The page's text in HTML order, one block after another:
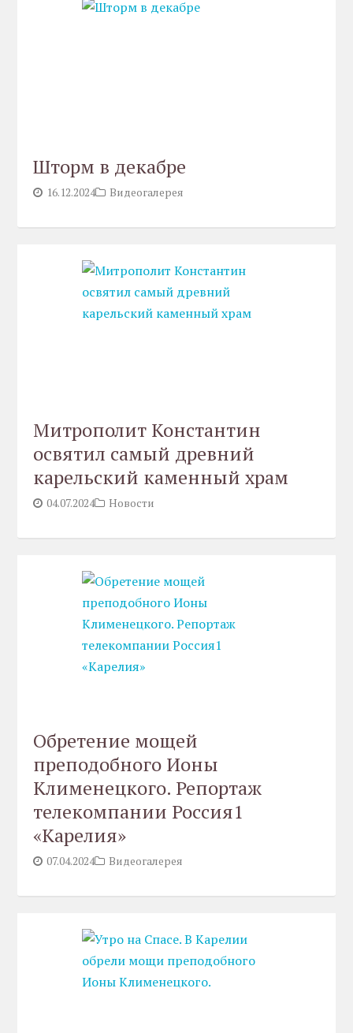
Шторм в декабре
16.12.2024 Видеогалерея
Митрополит Константин
освятил самый древний
карельский каменный храм
04.07.2024 Новости
Обретение мощей
преподобного Ионы
Клименецкого. Репортаж
телекомпании Россия1
«Карелия»
07.04.2024 Видеогалерея